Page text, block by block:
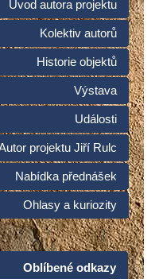
Úvod autora projektu
Kolektiv autorů
Historie objektů
Výstava
Události
projektu Jiří Rulc
Nabídka přednášek
Ohlasy a kuriozity
Oblíbené odkazy